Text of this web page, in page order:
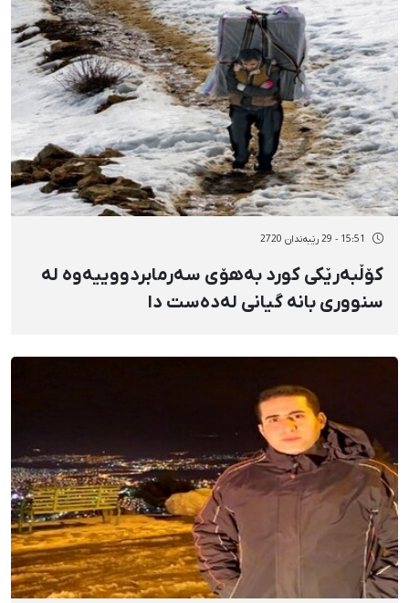
15:51 - 29 رێبەندان 2720
کۆڵبەرێکی کورد بەهۆی سەرمابردووییەوە لە
سنووری بانە گیانی لەدەست دا